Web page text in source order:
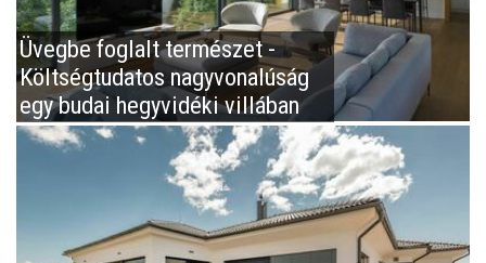
Üvegbe foglalt természet -
Költségtudatos nagyvonalúság
egy budai hegyvidéki villában